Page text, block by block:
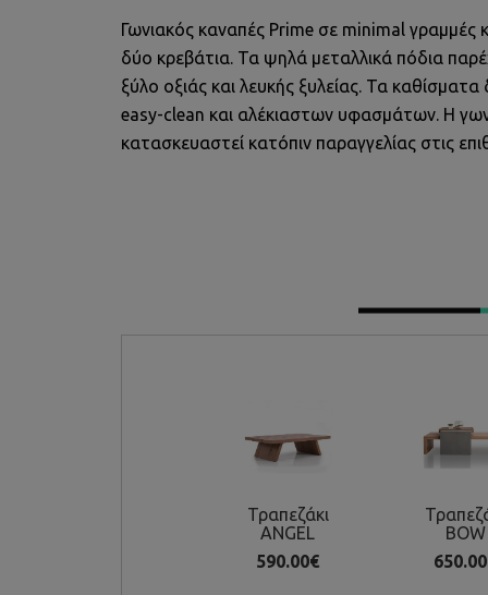
Γωνιακός καναπές Prime σε minimal γραμμές
δύο κρεβάτια. Τα ψηλά μεταλλικά πόδια
ξύλο οξιάς και λευκής ξυλείας. Τα
easy-clean και αλέκιαστων υφασμάτων. Η
κατασκευαστεί κατόπιν παραγγελίας στις
Τραπεζάκι
ANGEL
590.00€
BOW